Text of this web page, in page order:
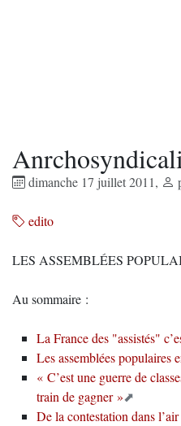
dimanche 17 juillet 2011,
edito
LES ASSEMBLÉES
Au sommaire :
La France des "assistés"
Les assemblées populaires
« C’est une guerre de
train de gagner »
De la contestation dans l’air